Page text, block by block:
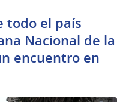
todo el país
Nacional de la
encuentro en